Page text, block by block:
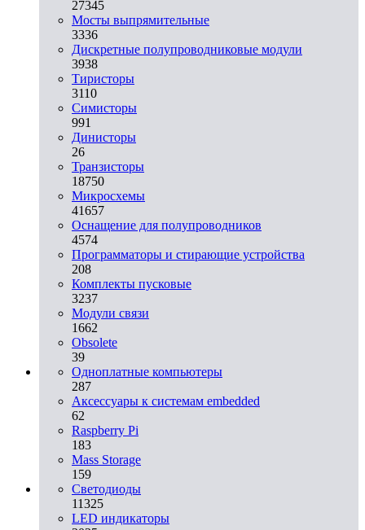
27345
Мосты выпрямительные
3336
Дискретные полупроводниковые модули
3938
Тиристоры
3110
Симисторы
991
Динисторы
26
Транзисторы
18750
Микросхемы
41657
Оснащение для полупроводников
4574
Программаторы и стирающие устройства
208
Комплекты пусковые
3237
Модули связи
1662
Obsolete
39
Одноплатные компьютеры
287
Аксессуары к системам embedded
62
Raspberry Pi
183
Mass Storage
159
Светодиоды
11325
LED индикаторы